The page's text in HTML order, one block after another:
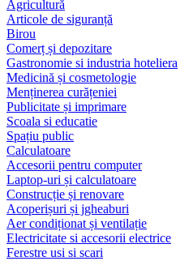
Agricultură
Articole de siguranță
Birou
Comerț și depozitare
Gastronomie si industria hoteliera
Medicină și cosmetologie
Menținerea curățeniei
Publicitate și imprimare
Scoala si educatie
Spațiu public
Calculatoare
Accesorii pentru computer
Laptop-uri și calculatoare
Construcție și renovare
Acoperișuri și jgheaburi
Aer condiționat și ventilație
Electricitate si accesorii electrice
Ferestre usi si scari